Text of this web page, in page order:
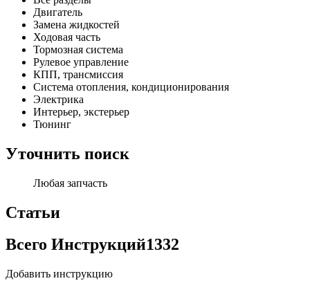
Двигатель
Замена жидкостей
Ходовая часть
Тормозная система
Рулевое управление
КПП, трансмиссия
Система отопления, кондиционирования
Электрика
Интерьер, экстерьер
Тюнинг
Уточнить поиск
Любая запчасть
Статьи
Всего Инструкций1332
Добавить инструкцию